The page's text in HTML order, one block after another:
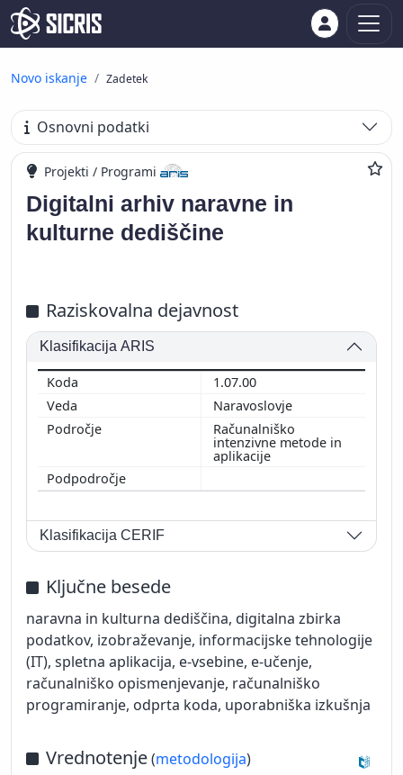
Novo iskanje Zadetek
Osnovni podatki
Projekti / Programi
Digitalni arhiv naravne in
kulturne dediščine
Raziskovalna dejavnost
Klasifikacija ARIS
1.07.00
Naravoslovje
Računalniško
intenzivne metode in
aplikacije
Klasifikacija CERIF
Ključne besede
naravna in kulturna dediščina, digitalna zbirka
podatkov, izobraževanje, informacijske tehnologije
(IT), spletna aplikacija, e-vsebine, e-učenje,
računalniško opismenjevanje, računalniško
programiranje, odprta koda, uporabniška izkušnja
Vrednotenje(metodologija)